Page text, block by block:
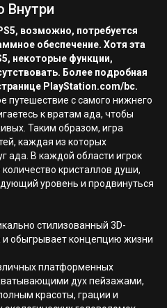
Внутри
возможно, потребуется
обеспечение. Хотя эта
некоторые функции,
Более подробная
PlayStation.com/bc.
путешествие с самого нижнего
к вратам ада, чтобы
Таким образом, игра
каждая из которых
ада. В каждой области игрок
кристаллов души,
уровень и продвинуться
стилизованный 3D-
обыгрывает концепцию жизни
платформенных
дух пейзажами,
красоты, грации и